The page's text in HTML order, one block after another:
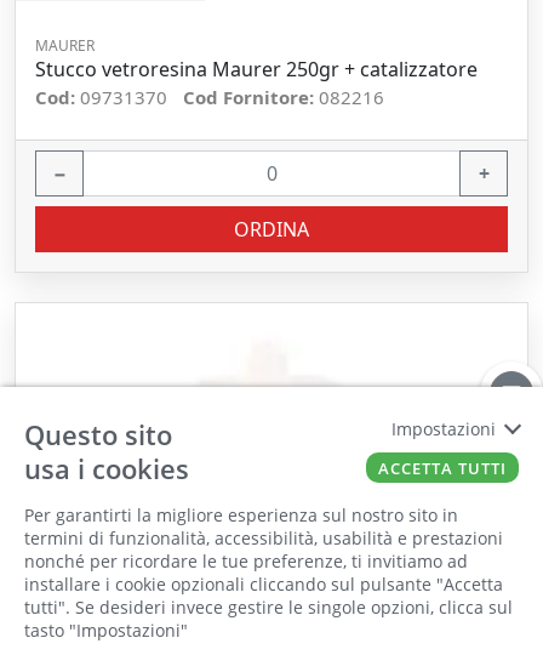
Il punto vendita, gli uffici e il magazzino
saranno chiusi per ferie dall'8 al 25 Agosto
2026 compresi.
MAURER
Stucco vetroresina Maurer 250gr + catalizzatore
Cod: 09731370 Cod Fornitore: 082216
− +
ORDINA
Questo sito
usa i cookies
Per garantirti la migliore esperienza sul nostro sito in
termini di funzionalità, accessibilità, usabilità e prestazioni
nonché per ricordare le tue preferenze, ti invitiamo ad
installare i cookie opzionali cliccando sul pulsante "Accetta
tutti". Se desideri invece gestire le singole opzioni, clicca sul
tasto "Impostazioni"
Impostazioni
ACCETTA TUTTI